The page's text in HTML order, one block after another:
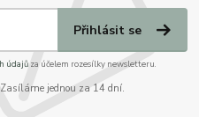
Přihlásit se
údajůza účelem rozesílky newsletteru.
jednou za 14 dní.